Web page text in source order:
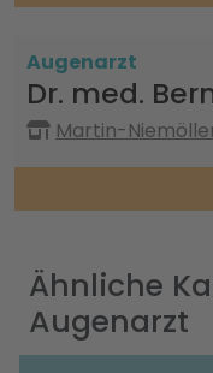
Augenarzt
Dr. med.
Martin-
Ähnliche
Augenarzt